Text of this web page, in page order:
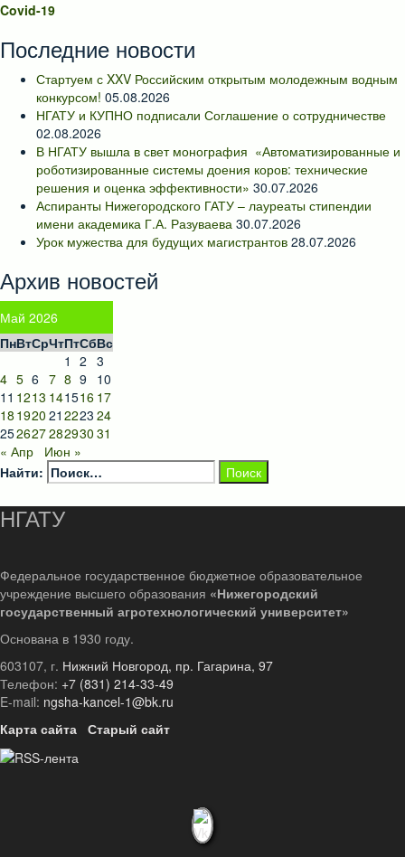
Covid-19
Последние новости
Стартуем с XXV Российским открытым молодежным водным
конкурсом! 05.08.2026
НГАТУ и КУПНО подписали Соглашение о сотрудничестве
02.08.2026
В НГАТУ вышла в свет монография «Автоматизированные и
роботизированные системы доения коров: технические
решения и оценка эффективности» 30.07.2026
Аспиранты Нижегородского ГАТУ – лауреаты стипендии
имени академика Г.А. Разуваева 30.07.2026
Урок мужества для будущих магистрантов 28.07.2026
Архив новостей
Май 2026
ПнВтСрЧтПтСбВс
1 2 3
4 5 6 7 8 9
10
11 1213 141516 17
18 1920 21 2223 24
252627282930 31
« Апр
Июн »
Найти:
НГАТУ
Федеральное государственное бюджетное образовательное
учреждение высшего образования «Нижегородский
государственный агротехнологический университет»
Основана в 1930 году.
603107, г. Нижний Новгород, пр. Гагарина, 97
Телефон: +7 (831) 214-33-49
E-mail: ngsha-kancel-1@bk.ru
Карта сайта Старый сайт